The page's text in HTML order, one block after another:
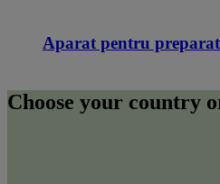
Aparat pentru
Choose your country